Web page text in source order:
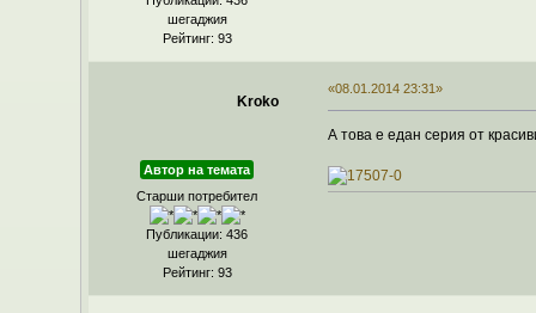
шегаджия
Рейтинг: 93
Kroko
Автор на темата
Старши потребител
Публикации: 436
шегаджия
Рейтинг: 93
«08.01.2014 23:31»
А това е едан серия от